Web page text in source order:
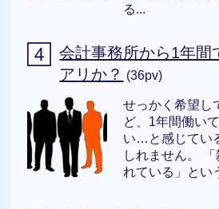
る...
会計事務所から1年間
アリか？ (36pv)
せっかく希望し
ど、1年間働い
い…と感じてい
しれません。
れている」とい